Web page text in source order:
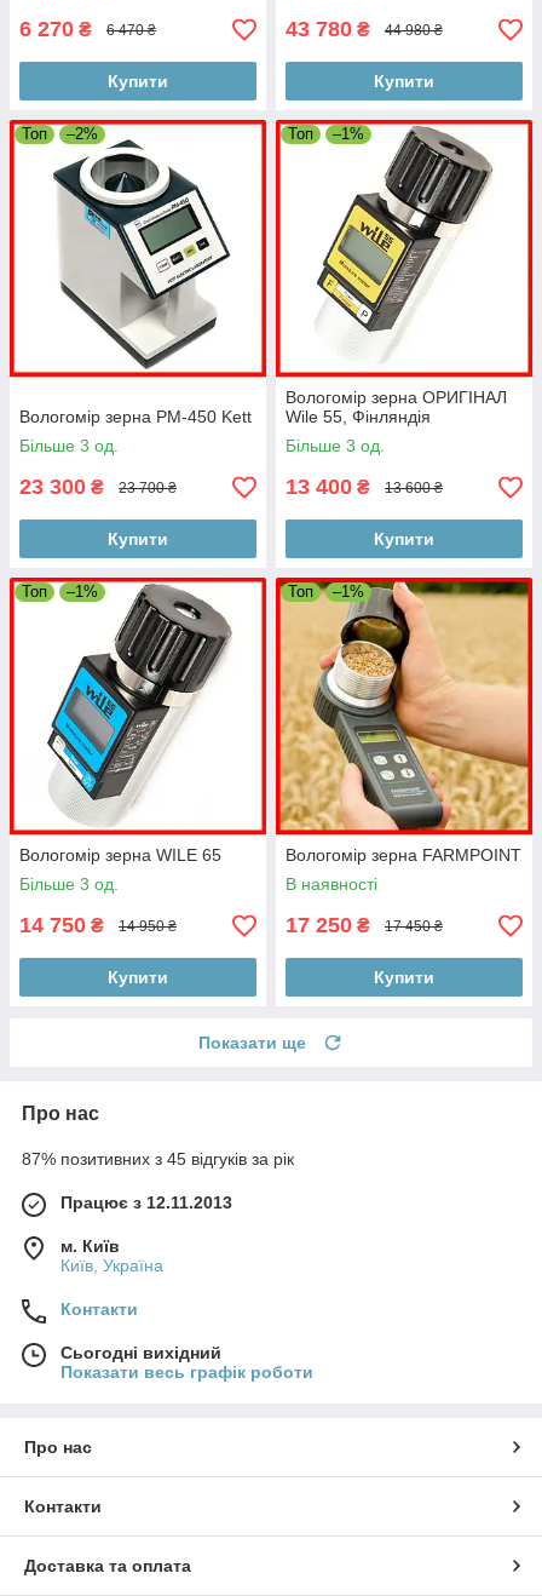
6 270 ₴ 6 470 ₴
Купити
43 780 ₴ 44 980 ₴
Купити
Топ –2%
Вологомір зерна PM-450 Kett
Більше 3 од.
23 300 ₴ 23 700 ₴
Купити
Топ –1%
Вологомір зерна ОРИГІНАЛ
Wile 55, Фінляндія
Більше 3 од.
13 400 ₴ 13 600 ₴
Купити
Топ –1%
Вологомір зерна WILE 65
Більше 3 од.
14 750 ₴ 14 950 ₴
Купити
Топ –1%
Вологомір зерна FARMPOINT
В наявності
17 250 ₴ 17 450 ₴
Купити
Показати ще
Про нас
87% позитивних з 45 відгуків за рік
Працює з 12.11.2013
м. Київ
Київ, Україна
Контакти
Сьогодні вихідний
Показати весь графік роботи
Про нас
Контакти
Доставка та оплата